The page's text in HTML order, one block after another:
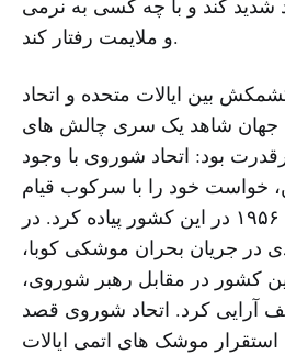
و ملایمت رفتار کند.
بین ایالات متحده و اتحاد
جهان شاهد یک سری چالش های
بود: اتحاد شوروی با وجود
خواست خود را با سرکوب قیام
مجارستان در سال ۱۹۵۶ در این کشور پیاده کرد. در
کندی در جریان بحران موشکی کوبا،
کشور در مقابل رهبر شوروی،
آرایی کرد. اتحاد شوروی قصد
موشک های اتمی ایالات